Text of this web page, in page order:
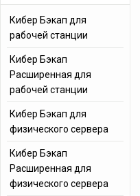
Кибер Бэкап для
рабочей станции
Кибер Бэкап
Расширенная для
рабочей станции
Кибер Бэкап для
физического сервера
Кибер Бэкап
Расширенная для
физического сервера